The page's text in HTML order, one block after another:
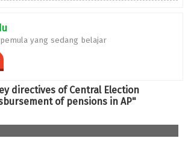
yang sedang belajar
directives of Central Election
of pensions in AP"